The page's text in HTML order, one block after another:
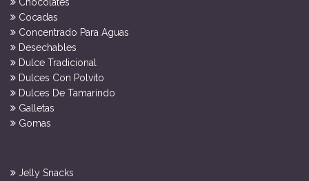
Cocadas
Concentrado Para Aguas
Desechables
Dulce Tradicional
Dulces Con Polvito
Dulces De Tamarindo
Galletas
Gomas
Jelly Snacks